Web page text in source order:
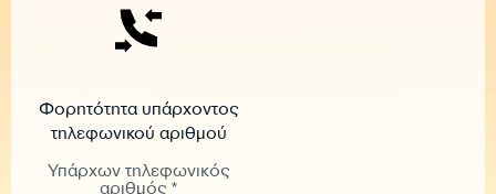
Φορητότητα υπάρχοντος
τηλεφωνικού αριθμού
Υπάρχων τηλεφωνικός
αριθμός *